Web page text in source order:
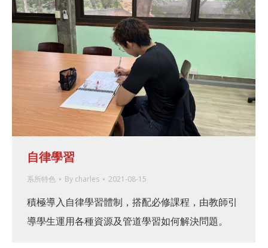
自律學習
系所特色 By charles 2021-08-15
積極導入自律學習體制，搭配必修課程，由教師引
導學生運用各種資源及管道學習如何解決問題。